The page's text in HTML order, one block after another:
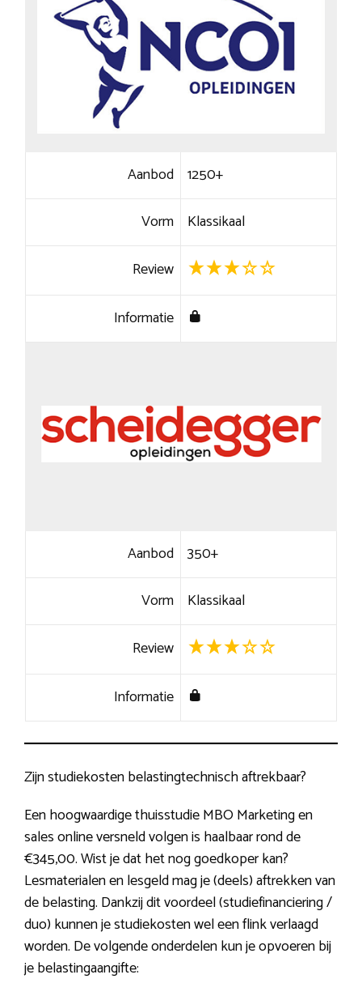
Aanbod 1250+
Vorm Klassikaal
Review
Informatie
Aanbod 350+
Vorm Klassikaal
Review
Informatie
Zijn studiekosten belastingtechnisch aftrekbaar?
Een hoogwaardige thuisstudie MBO Marketing en
sales online versneld volgen is haalbaar rond de
€345,00. Wist je dat het nog goedkoper kan?
Lesmaterialen en lesgeld mag je (deels) aftrekken van
de belasting. Dankzij dit voordeel (studiefinanciering /
duo) kunnen je studiekosten wel een flink verlaagd
worden. De volgende onderdelen kun je opvoeren bij
je belastingaangifte: